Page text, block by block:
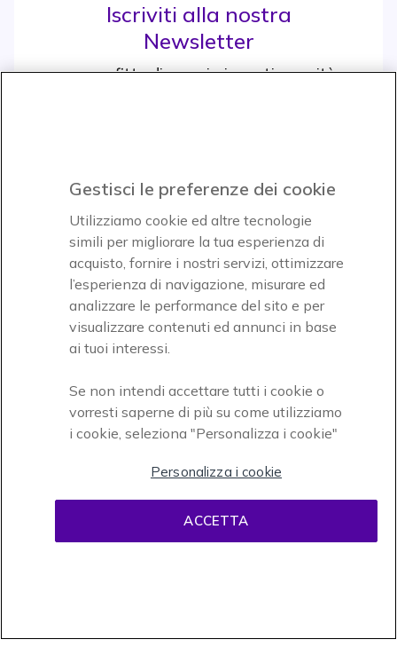
Iscriviti alla nostra
Newsletter
e approfitta di maggiori sconti e novità
Icon
Icon
Paga facilmente ed in assoluta sicurezza
Accettiamo
Gestisci le preferenze dei cookie
Utilizziamo cookie ed altre tecnologie
simili per migliorare la tua esperienza di
acquisto, fornire i nostri servizi, ottimizzare
l’esperienza di navigazione, misurare ed
analizzare le performance del sito e per
visualizzare contenuti ed annunci in base
ai tuoi interessi.
Se non intendi accettare tutti i cookie o
vorresti saperne di più su come utilizziamo
i cookie, seleziona "Personalizza i cookie"
Personalizza i cookie
ACCETTA